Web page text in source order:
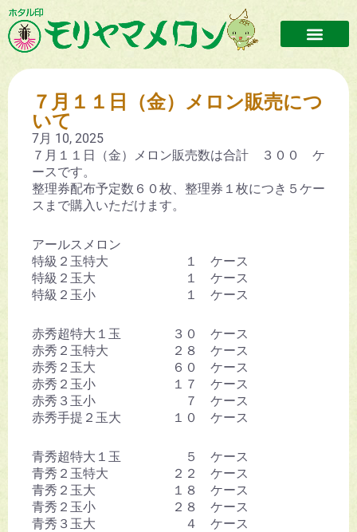
７月１１日（金）メロン販売につ
いて
7月 10, 2025
７月１１日（金）メロン販売数は合計 ３００ ケ
ースです。
整理券配布予定数６０枚、整理券１枚につき５ケー
スまで購入いただけます。
アールスメロン
特級２玉特大 １ ケース
特級２玉大 １ ケース
特級２玉小 １ ケース
赤秀超特大１玉 ３０ ケース
赤秀２玉特大 ２８ ケース
赤秀２玉大 ６０ ケース
赤秀２玉小 １７ ケース
赤秀３玉小 ７ ケース
赤秀手提２玉大 １０ ケース
青秀超特大１玉 ５ ケース
青秀２玉特大 ２２ ケース
青秀２玉大 １８ ケース
青秀２玉小 ２８ ケース
青秀３玉大 ４ ケース